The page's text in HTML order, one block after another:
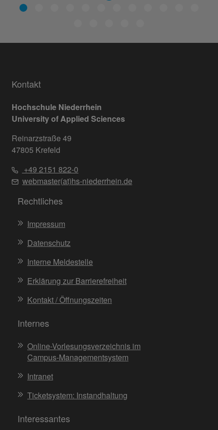
Kontakt
Hochschule Niederrhein
University of Applied Sciences
Reinarzstraße 49
47805 Krefeld
+49 2151 822-0
webmaster(at)hs-niederrhein.de
Rechtliches
Impressum
Datenschutz
Interne Meldestelle
Erklärung zur Barrierefreiheit
Kontakt / Öffnungszeiten
Internes
Online-Vorlesungsverzeichnis im
Campus-Managementsystem
Intranet
Ticketsystem: Instandhaltung
Interessantes